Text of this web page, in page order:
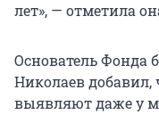
лет», — отметила
Основатель Фонда
Николаев добавил,
выявляют даже у